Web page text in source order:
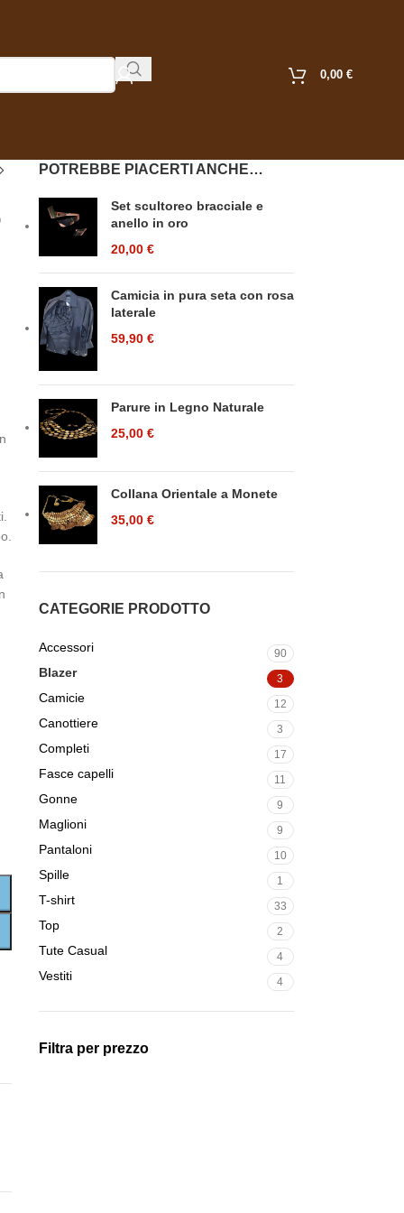
0,00 €
POTREBBE PIACERTI ANCHE…
Set scultoreo bracciale e
anello in oro
20,00 €
Camicia in pura seta con rosa
laterale
59,90 €
Parure in Legno Naturale
25,00 €
Collana Orientale a Monete
35,00 €
CATEGORIE PRODOTTO
Accessori 90
Blazer 3
Camicie 12
Canottiere 3
Completi 17
Fasce capelli 11
Gonne 9
Maglioni 9
Pantaloni 10
Spille 1
T-shirt 33
Top 2
Tute Casual 4
Vestiti 4
Filtra per prezzo